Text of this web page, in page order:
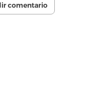
comentario